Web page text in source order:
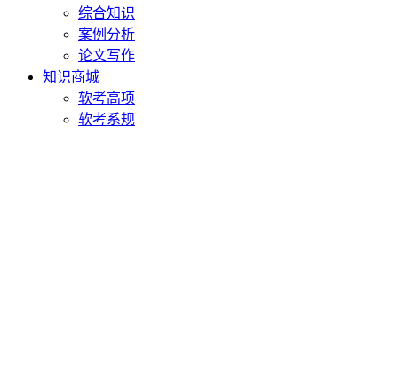
综合知识
案例分析
论文写作
知识商城
软考高项
软考系规